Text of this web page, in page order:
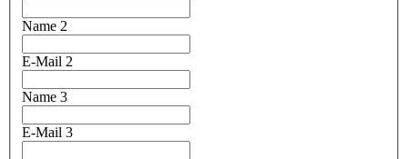
Name 2
E-Mail 2
Name 3
E-Mail 3